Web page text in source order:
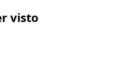
visto